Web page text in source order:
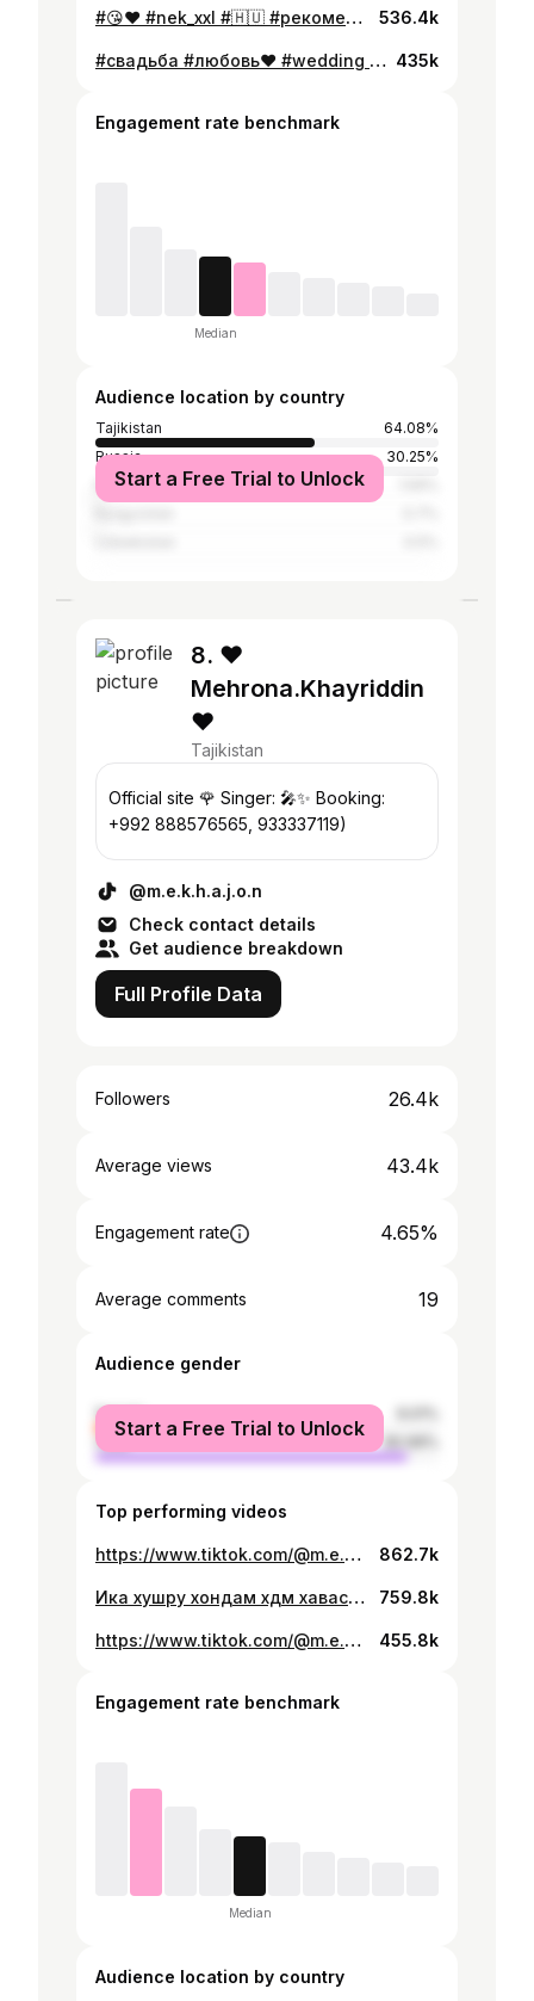
#😘❤️ #nek_xxl #🇭🇺 #рекомендации #ханда #rek #ошики🌹 #nek #ишк 536.4k
#свадьба #любовь❤ #wedding #love 435k
Engagement rate benchmark
Median
Audience location by country
Tajikistan
64.08%
Russia
30.25%
Kazakhstan
Start a Free Trial to Unlock
8. ❤️
Mehrona.Khayriddin
❤️
Tajikistan
Official site 🌹 Singer: 🎤✨ Booking:
+992 888576565, 933337119)
@m.e.k.h.a.j.o.n
Check contact details
Get audience breakdown
Full Profile Data
Followers 26.4k
Average views 43.4k
Engagement rate 4.65%
Average comments 19
Audience gender
female
male
Start a Free Trial to Unlock
Top performing videos
https://www.tiktok.com/@m.e.k.h.a.j.o.n/video/7448726589518384391 862.7k
Ика хушру хондам хдм хаваси раксум омад #сафеддара 🫶🏻 759.8k
https://www.tiktok.com/@m.e.k.h.a.j.o.n/video/7447145767292112146 455.8k
Engagement rate benchmark
Median
Audience location by country